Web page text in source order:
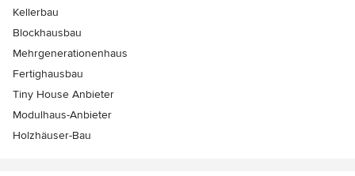
Kellerbau
Blockhausbau
Mehrgenerationenhaus
Fertighausbau
Tiny House Anbieter
Modulhaus-Anbieter
Holzhäuser-Bau